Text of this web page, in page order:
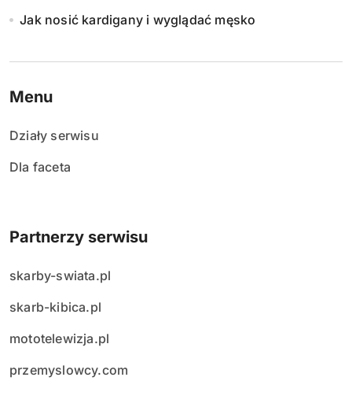
Jak nosić kardigany i wyglądać męsko
Menu
Działy serwisu
Dla faceta
Partnerzy serwisu
skarby-swiata.pl
skarb-kibica.pl
mototelewizja.pl
przemyslowcy.com